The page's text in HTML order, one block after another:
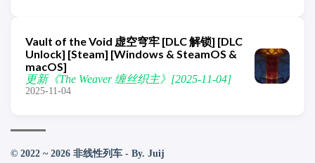
Vault of the Void 虚空穹牢 [DLC 解锁] [DLC
Unlock] [Steam] [Windows & SteamOS &
macOS]
更新《The Weaver 缠丝织主》[2025-11-04]
2025-11-04
© 2022 ~ 2026 非线性列车 - By. Juij